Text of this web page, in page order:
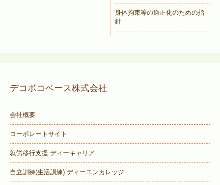
身体拘束等の適正化のための指
針
デコボコベース株式会社
会社概要
コーポレートサイト
就労移行支援 ディーキャリア
自立訓練(生活訓練) ディーエンカレッジ